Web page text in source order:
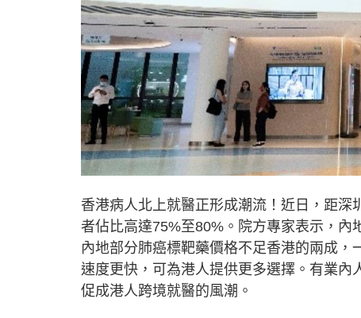
香港病人北上就醫正形成潮流！近日，距
者佔比高達75%至80%。院方專家表示，內
內地部分肺癌標靶藥價格不足香港的兩成
速度更快，可為港人提供更多選擇。有業
促成港人跨境就醫的風潮。